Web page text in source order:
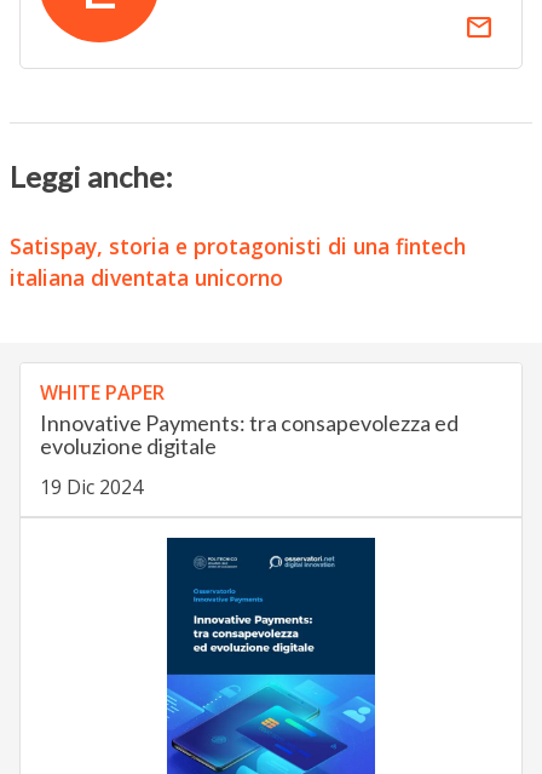
email
Leggi anche:
Satispay, storia e protagonisti di una fintech
italiana diventata unicorno
WHITE PAPER
Innovative Payments: tra consapevolezza ed
evoluzione digitale
19 Dic 2024